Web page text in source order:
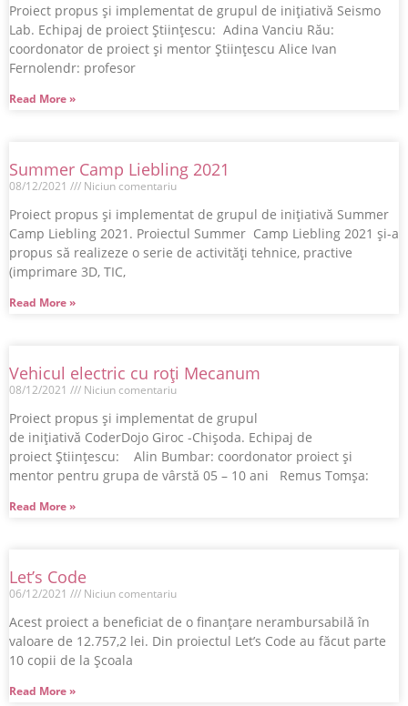
Proiect propus şi implementat de grupul de iniţiativă Seismo
Lab. Echipaj de proiect Științescu: Adina Vanciu Rău:
coordonator de proiect şi mentor Ştiinţescu Alice Ivan
Fernolendr: profesor
Read More »
Summer Camp Liebling 2021
08/12/2021 Niciun comentariu
Proiect propus şi implementat de grupul de iniţiativă Summer
Camp Liebling 2021. Proiectul Summer Camp Liebling 2021 şi-a
propus să realizeze o serie de activități tehnice, practive
(imprimare 3D, TIC,
Read More »
Vehicul electric cu roţi Mecanum
08/12/2021 Niciun comentariu
Proiect propus şi implementat de grupul
de iniţiativă CoderDojo Giroc -Chişoda. Echipaj de
proiect Științescu: Alin Bumbar: coordonator proiect şi
mentor pentru grupa de vârstă 05 – 10 ani Remus Tomşa:
Read More »
Let’s Code
06/12/2021 Niciun comentariu
Acest proiect a beneficiat de o finanțare nerambursabilă în
valoare de 12.757,2 lei. Din proiectul Let’s Code au făcut parte
10 copii de la Școala
Read More »